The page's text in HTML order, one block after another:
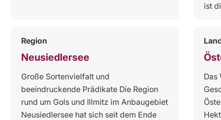
ist
Region
Neusiedlersee
Große Sortenvielfalt und
beeindruckende Prädikate Die Region
rund um Gols und Illmitz im Anbaugebiet
Neusiedlersee hat sich seit dem Ende
Das